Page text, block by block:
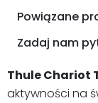
Powiązane
Zadaj nam
Thule Chariot
aktywności na